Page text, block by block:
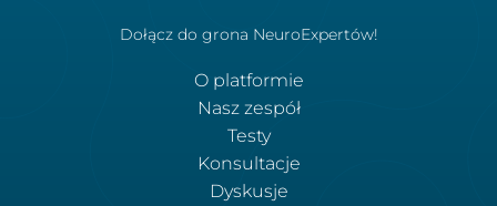
Dołącz do grona NeuroExpertów!
O platformie
Nasz zespół
Testy
Konsultacje
Dyskusje